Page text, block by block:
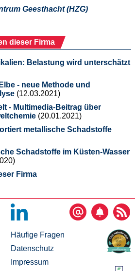
Geesthacht (HZG)
dieser Firma
Belastung wird unterschätzt
- neue Methode und
(12.03.2021)
- Multimedia-Beitrag über
(20.01.2021)
metallische Schadstoffe
Schadstoffe im Küsten-Wasser
Firma
Häufige Fragen
Datenschutz
Impressum